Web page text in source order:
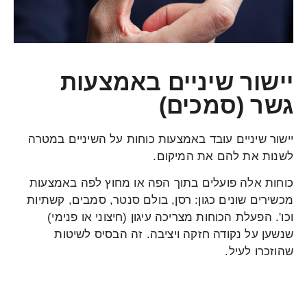
יישור שיניים באמצעות
גשר (סמכים)
יישור שיניים עובד באמצעות כוחות על השיניים במטרה
לשנות את להם את המיקום.
כוחות אלה פועלים בתוך הפה או מחוץ לפה באמצעות
מכשירים שונים כגון: רסן, בולם סנטר, סמבים, קשתיות
וכו'. הפעלת הכוחות מצריכה עיגון (חיצוני או פנימי)
שנשען על נקודה חזקה ויציבה. זה הבסיס לשיטות
שהוזכרו לעיל.